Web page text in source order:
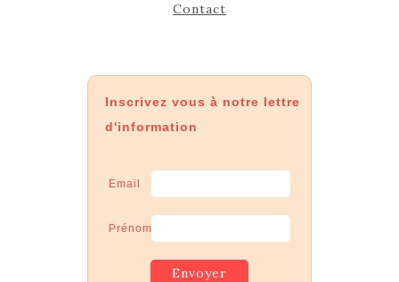
Contact
Inscrivez vous à notre lettre
d'information
Email
Prénom